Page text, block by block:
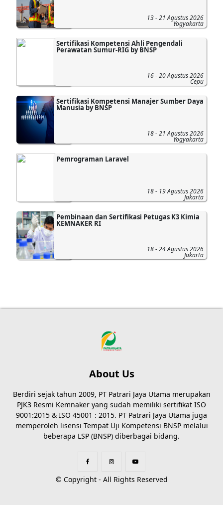
13 - 21 Agustus 2026
Yogyakarta
Sertifikasi Kompetensi Ahli Pengendali
Perawatan Sumur-RIG by BNSP
16 - 20 Agustus 2026
Cepu
Sertifikasi Kompetensi Manajer Sumber Daya
Manusia by BNSP
18 - 21 Agustus 2026
Yogyakarta
Pemrograman Laravel
18 - 19 Agustus 2026
Jakarta
Pembinaan dan Sertifikasi Petugas K3 Kimia
KEMNAKER RI
18 - 24 Agustus 2026
Jakarta
About Us
Berdiri sejak tahun 2009, PT Patrari Jaya Utama merupakan
PJK3 Resmi Kemnaker yang sudah memiliki sertifikat ISO
9001:2015 & ISO 45001 : 2015. PT Patrari Jaya Utama juga
memperoleh lisensi Tempat Uji Kompetensi BNSP melalui
beberapa LSP (BNSP) diberbagai bidang.
© Copyright - All Rights Reserved